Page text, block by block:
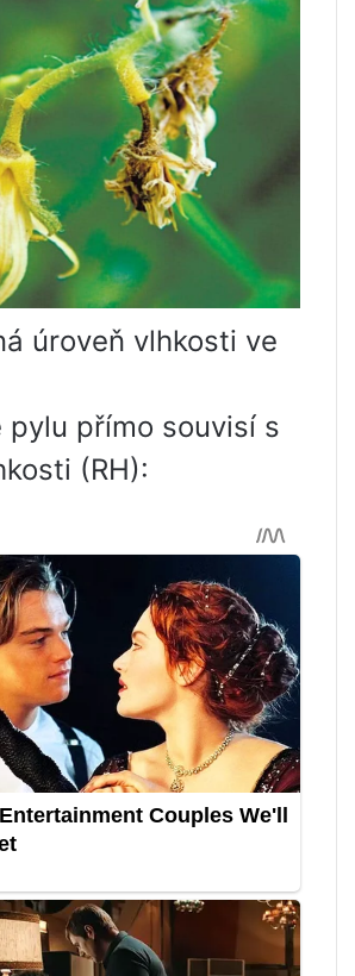
úroveň vlhkosti ve
pylu přímo souvisí s
(RH):